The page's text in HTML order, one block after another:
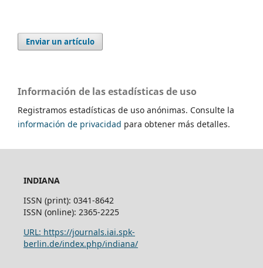
Enviar un artículo
Información de las estadísticas de uso
Registramos estadísticas de uso anónimas. Consulte la
información de privacidad para obtener más detalles.
INDIANA
ISSN (print): 0341-8642
ISSN (online): 2365-2225
URL: https://journals.iai.spk-
berlin.de/index.php/indiana/